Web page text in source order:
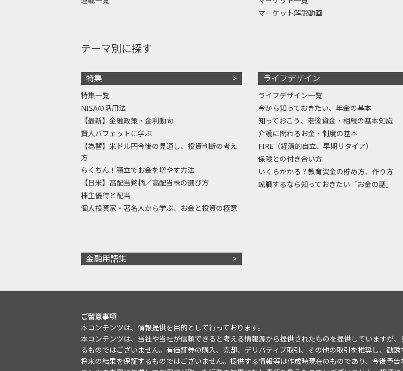
マーケット解説動画
テーマ別に探す
特集
特集一覧
NISAの活用法
【最新】金融政策・金利動向
賢人バフェットに学ぶ
【為替】米ドル円今後の見通し、投資判断の考え
方
らくちん！積立でお金を増やす方法
【日米】高配当銘柄／高配当株の選び方
株主優待と配当
個人投資家・著名人から学ぶ、お金と投資の極意
ライフデザイン
ライフデザイン一覧
今から知っておきたい、年金の基本
知っておこう、老後資金・相続の基本知識
介護に関わるお金・制度の基本
FIRE（経済的自立、早期リタイア）
保険との付き合い方
いくらかかる？教育資金の貯め方、作り方
転職するなら知っておきたい「お金の話」
金融用語集
ご留意事項
本コンテンツは、情報提供を目的として行っております。
本コンテンツは、当社や当社が信頼できると考える情報源から提供されたものを提供していますが
るものではございません。有価証券の購入、売却、デリバティブ取引、その他の取引を推奨し、勧
将来の結果を保証するものではございません。提供する情報等は作成時現在のものであり、今後予